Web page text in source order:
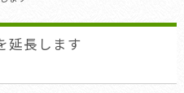
延長します